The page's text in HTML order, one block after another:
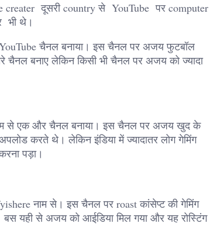
दूसरी country से YouTube पर computer
भी थे।
YouTube चैनल बनाया। इस चैनल पर अजय फुटबॉल
चैनल बनाए लेकिन किसी भी चैनल पर अजय को ज्यादा
से एक और चैनल बनाया। इस चैनल पर अजय खुद के
अपलोड करते थे। लेकिन इंडिया में ज्यादातर लोग गेमिंग
पड़ा।
नाम से। इस चैनल पर roast कांसेप्ट की गेमिंग
यही से अजय को आईडिया मिल गया और यह रोस्टिंग